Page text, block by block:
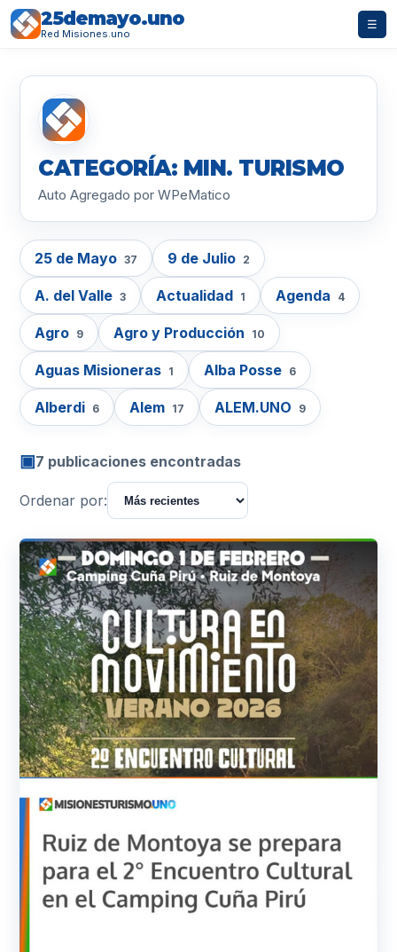
25demayo.uno
Red Misiones.uno
☰
CATEGORÍA: MIN. TURISMO
Auto Agregado por WPeMatico
25 de Mayo 37 9 de Julio 2
A. del Valle 3 Actualidad 1 Agenda 4
Agro 9 Agro y Producción 10
Aguas Misioneras 1 Alba Posse 6
Alberdi 6 Alem 17 ALEM.UNO 9
▣7 publicaciones encontradas
Ordenar por: